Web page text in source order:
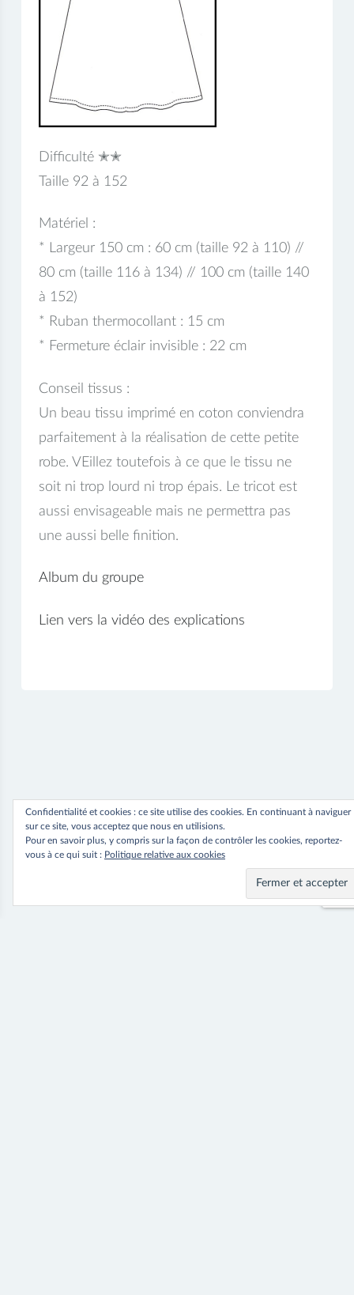
Difficulté ✭✭
Taille 92 à 152
Matériel :
* Largeur 150 cm : 60 cm (taille 92 à 110) //
80 cm (taille 116 à 134) // 100 cm (taille 140
à 152)
* Ruban thermocollant : 15 cm
* Fermeture éclair invisible : 22 cm
Conseil tissus :
Un beau tissu imprimé en coton conviendra
parfaitement à la réalisation de cette petite
robe. VEillez toutefois à ce que le tissu ne
soit ni trop lourd ni trop épais. Le tricot est
aussi envisageable mais ne permettra pas
une aussi belle finition.
Album du groupe
Lien vers la vidéo des explications
Confidentialité et cookies : ce site utilise des cookies. En continuant à naviguer
sur ce site, vous acceptez que nous en utilisions.
Pour en savoir plus, y compris sur la façon de contrôler les cookies, reportez-
vous à ce qui suit : Politique relative aux cookies